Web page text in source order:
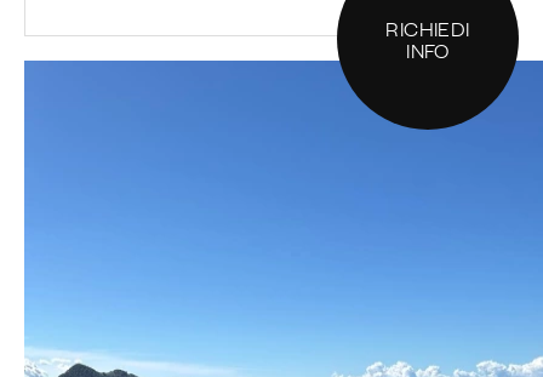
RICHIEDI
INFO